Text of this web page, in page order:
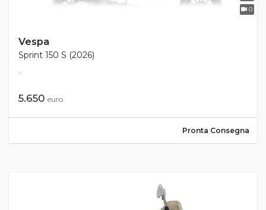
0
Vespa
Sprint 150 S (2026)
5.650 euro
Pronta Consegna